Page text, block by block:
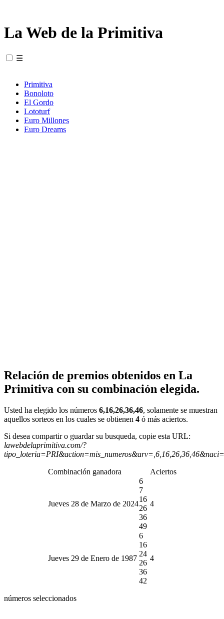
La Web de la Primitiva
☰
Primitiva
Bonoloto
El Gordo
Lototurf
Euro Millones
Euro Dreams
Relación de premios obtenidos en La
Primitiva con su combinación elegida.
Usted ha elegido los números 6,16,26,36,46, solamente se muestran
aquellos sorteos en los cuales se obtienen 4 ó más aciertos.
Si desea compartir o guardar su busqueda, copie esta URL:
lawebdelaprimitiva.com/?
Combinación ganadora Aciertos
Jueves 28 de Marzo de 2024
6
7
16
26
36
49
4
Jueves 29 de Enero de 1987
6
16
24
26
36
42
4
números seleccionados